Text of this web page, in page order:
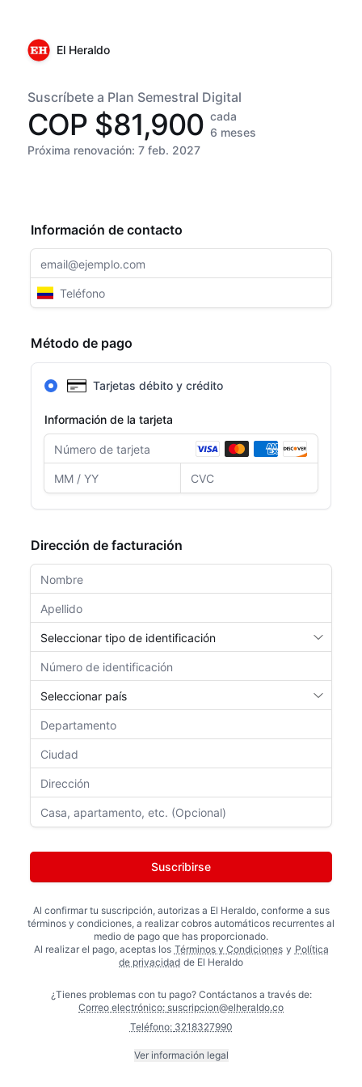
El Heraldo
Suscríbete a Plan Semestral Digital
COP $81,900 cada
6 meses
Próxima renovación: 7 feb. 2027
Información de contacto
Método de pago
Tarjetas débito y crédito
Información de la tarjeta
Dirección de facturación
Suscribirse
Al confirmar tu suscripción, autorizas a El Heraldo, conforme a sus
términos y condiciones, a realizar cobros automáticos recurrentes al
medio de pago que has proporcionado.
Al realizar el pago, aceptas los Términos y Condiciones y Política
de privacidad de El Heraldo
¿Tienes problemas con tu pago? Contáctanos a través de:
Correo electrónico: suscripcion@elheraldo.co
Teléfono: 3218327990
Ver información legal